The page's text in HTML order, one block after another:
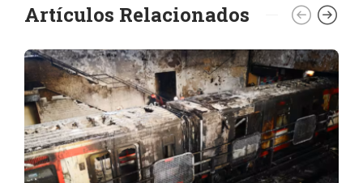
Artículos Relacionados